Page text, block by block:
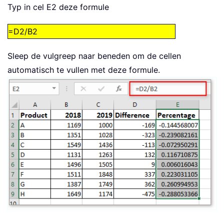
Typ in cel E2 deze formule
=D2/B2
Sleep de vulgreep naar beneden om de cellen
automatisch te vullen met deze formule.